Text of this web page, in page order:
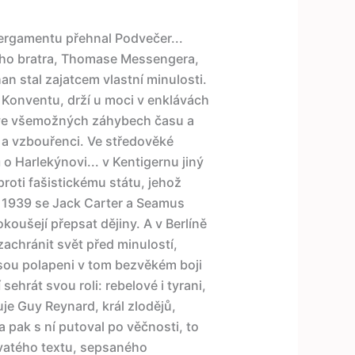
přehnal Podvečer...
bratra, Thomase Messengera,
stal zajatcem vlastní minulosti.
drží u moci v enklávách
všemožných záhybech času a
vzbouřenci. Ve středověké
Harlekýnovi... v Kentigernu jiný
fašistickému státu, jehož
se Jack Carter a Seamus
přepsat dějiny. A v Berlíně
svět před minulostí,
polapeni v tom bezvěkém boji
svou roli: rebelové i tyrani,
Guy Reynard, král zlodějů,
pak s ní putoval po věčnosti, to
textu, sepsaného